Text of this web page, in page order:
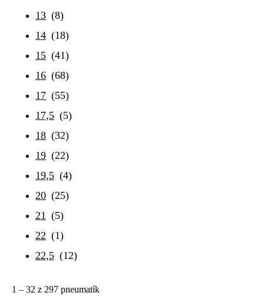
13 (8)
14 (18)
15 (41)
16 (68)
17 (55)
17,5 (5)
18 (32)
19 (22)
19,5 (4)
20 (25)
21 (5)
22 (1)
22,5 (12)
1 – 32 z 297 pneumatík